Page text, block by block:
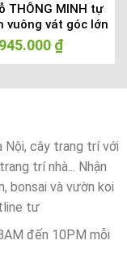
THÔNG MINH tự
vuông vát góc lớn
| GWL – 513C
945.000 ₫
Nội, cây trang trí với
trí nhà... Nhận
bonsai và vườn koi
tư
đến 10PM mỗi